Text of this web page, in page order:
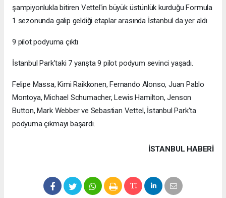
şampiyonlukla bitiren Vettel'in büyük üstünlük kurduğu Formula
1 sezonunda galip geldiği etaplar arasında İstanbul da yer aldı.
9 pilot podyuma çıktı
İstanbul Park'taki 7 yarışta 9 pilot podyum sevinci yaşadı.
Felipe Massa, Kimi Raikkonen, Fernando Alonso, Juan Pablo
Montoya, Michael Schumacher, Lewis Hamilton, Jenson
Button, Mark Webber ve Sebastian Vettel, İstanbul Park'ta
podyuma çıkmayı başardı.
İSTANBUL HABERİ